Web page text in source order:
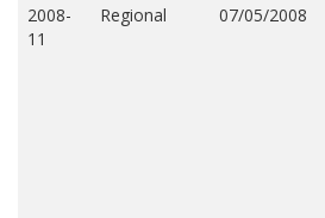
2008-
11
Regional 07/05/2008